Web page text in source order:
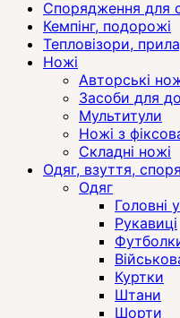
Спорядження для
Кемпінг, подорожі
Тепловізори,
Ножі
Авторські
Засоби для
Мультитули
Ножі з
Складні ножі
Одяг, взуття,
Одяг
Головні
Рукавиці
Куртки
Штани
Шорти